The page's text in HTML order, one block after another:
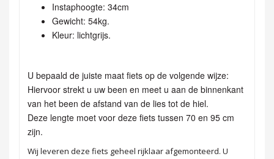
Instaphoogte: 34cm
Gewicht: 54kg.
Kleur: lichtgrijs.
U bepaald de juiste maat fiets op de volgende wijze:
Hiervoor strekt u uw been en meet u aan de binnenkant
van het been de afstand van de lies tot de hiel.
Deze lengte moet voor deze fiets tussen 70 en 95 cm
zijn.
Wij leveren deze fiets geheel rijklaar afgemonteerd. U